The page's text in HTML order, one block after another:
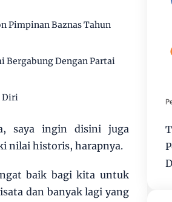
Pimpinan Baznas Tahun
Bergabung Dengan Partai
Diri
saya ingin disini juga
nilai historis, harapnya.
baik bagi kita untuk
dan banyak lagi yang